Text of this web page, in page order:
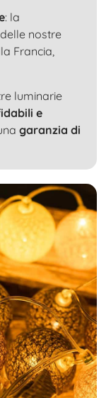
: la
nostre
Francia,
luminarie
e
garanzia di